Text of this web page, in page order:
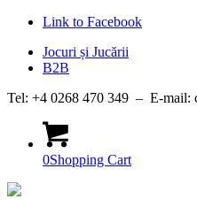
Link to Facebook
Jocuri și Jucării
B2B
Tel: +4 0268 470 349 – E-mail:
0Shopping Cart